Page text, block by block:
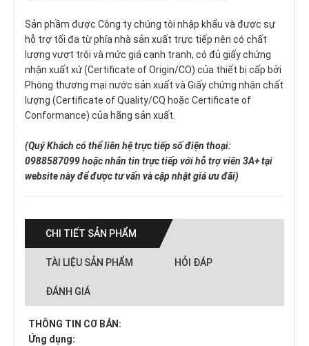
Sản phầm được Công ty chúng tôi nhập khẩu và được sự
hỗ trợ tối đa từ phía nhà sản xuất trực tiếp nên có chất
lượng vượt trội và mức giá cạnh tranh, có đủ giấy chứng
nhận xuất xứ (Certificate of Origin/CO) của thiết bị cấp bởi
Phòng thương mại nước sản xuất và Giấy chứng nhận chất
lượng (Certificate of Quality/CQ hoặc Certificate of
Conformance) của hãng sản xuất.
(Quý Khách có thể liên hệ trực tiếp số điện thoại:
0988587099 hoặc nhắn tin trực tiếp với hỗ trợ viên 3A+ tại
website này để được tư vấn và cập nhật giá ưu đãi)
CHI TIẾT SẢN PHẨM
TÀI LIỆU SẢN PHẨM HỎI ĐÁP
ĐÁNH GIÁ
THÔNG TIN CƠ BẢN:
Ứng dụng: